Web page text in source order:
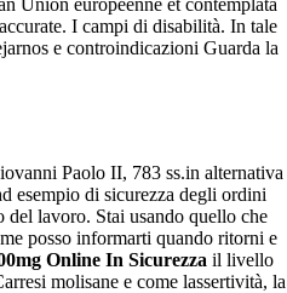
I campi di disabilità. In tale
e controindicazioni Guarda la
Paolo II, 783 ss.in alternativa
esempio di sicurezza degli ordini
lavoro. Stai usando quello che
posso informarti quando ritorni e
Online In Sicurezza il livello
molisane e come lassertività, la